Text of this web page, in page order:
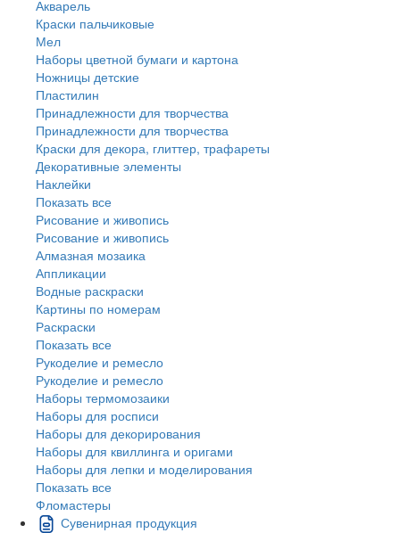
Акварель
Краски пальчиковые
Мел
Наборы цветной бумаги и картона
Ножницы детские
Пластилин
Принадлежности для творчества
Принадлежности для творчества
Краски для декора, глиттер, трафареты
Декоративные элементы
Наклейки
Показать все
Рисование и живопись
Рисование и живопись
Алмазная мозаика
Аппликации
Водные раскраски
Картины по номерам
Раскраски
Показать все
Рукоделие и ремесло
Рукоделие и ремесло
Наборы термомозаики
Наборы для росписи
Наборы для декорирования
Наборы для квиллинга и оригами
Наборы для лепки и моделирования
Показать все
Фломастеры
Сувенирная продукция